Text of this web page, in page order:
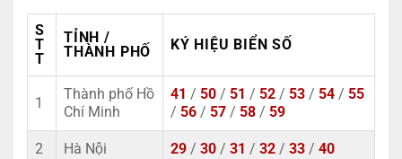
S
T
T
TỈNH /
THÀNH PHỐ
KÝ HIỆU BIỂN SỐ
1
Thành phố Hồ
Chí Minh
41 / 50 / 51 / 52 / 53 / 54 / 55
/ 56 / 57 / 58 / 59
2 Hà Nội 29 / 30 / 31 / 32 / 33 / 40